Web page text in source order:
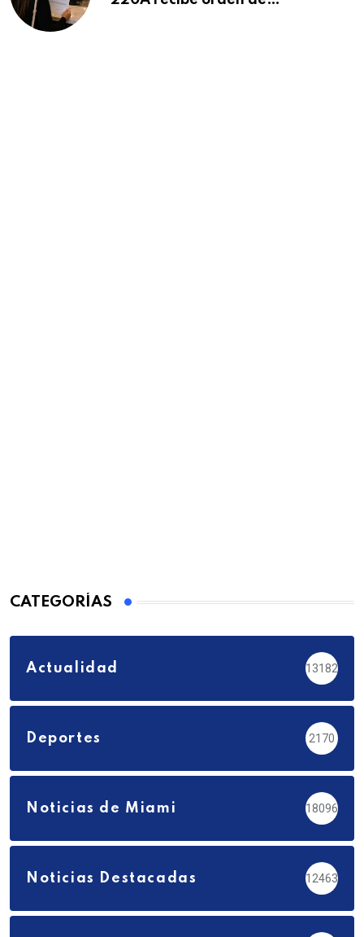
CATEGORÍAS
Actualidad 13182
Deportes 2170
Noticias de Miami 18096
Noticias Destacadas 12463